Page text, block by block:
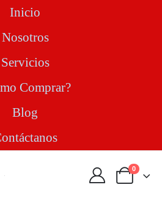
Inicio
Nosotros
Servicios
Comprar?
Blog
0